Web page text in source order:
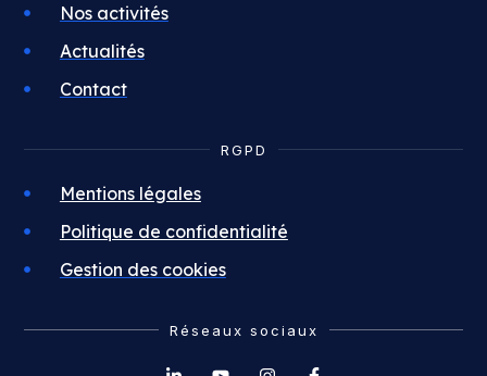
Nos activités
Actualités
Contact
RGPD
Mentions légales
Politique de confidentialité
Gestion des cookies
Réseaux sociaux